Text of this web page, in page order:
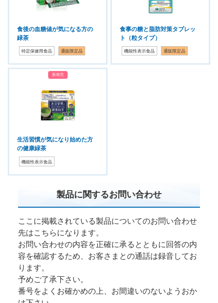
食後の血糖値が気になる方の
緑茶
特定保健用食品 通販限定品
食事の糖と脂肪対策タブレッ
ト（粒タイプ）
機能性表示食品 通販限定品
新発売
生活習慣が気になり始めた方
の健康緑茶
機能性表示食品
製品に関するお問い合わせ
ここに掲載されている製品についてのお問い合わせ
先はこちらになります。
お問い合わせの内容を正確に承るとともに回答の内
容を確認するため、お客さまとの通話は録音してお
ります。
予めご了承下さい。
番号をよくお確かめの上、お間違いのないようおか